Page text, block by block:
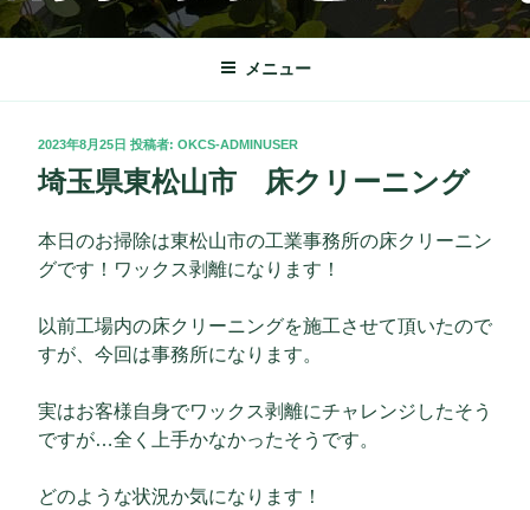
コ
ン
ン
OKクリーンサービス
栃木市を中心に理想の快適な暮らしをサポート致します。
メニュー
投
稿
2023年8月25日 投稿者: OKCS-ADMINUSER
埼玉県東松山市 床クリーニング
本日のお掃除は東松山市の工業事務所の床クリーニン
グです！ワックス剥離になります！
以前工場内の床クリーニングを施工させて頂いたので
すが、今回は事務所になります。
実はお客様自身でワックス剥離にチャレンジしたそう
ですが…全く上手かなかったそうです。
どのような状況か気になります！